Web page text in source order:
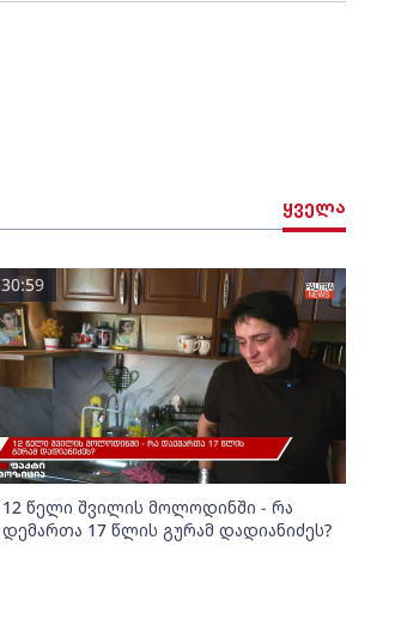
ყველა
12 წელი შვილის მოლოდინში - რა
დემართა 17 წლის გურამ დადიანიძეს?
30:59